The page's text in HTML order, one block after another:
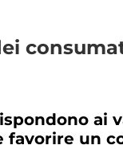
ai
favorire un